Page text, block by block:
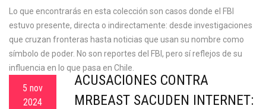
Lo que encontrarás en esta colección son casos donde el FBI
estuvo presente, directa o indirectamente: desde investigaciones
que cruzan fronteras hasta noticias que usan su nombre como
símbolo de poder. No son reportes del FBI, pero sí reflejos de su
influencia en lo que pasa en Chile.
5 nov
2024
ACUSACIONES CONTRA
MRBEAST SACUDEN INTERNET: